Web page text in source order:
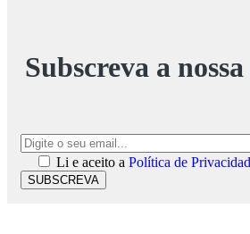
Subscreva a
Li e aceito a Política de
SUBSCREVA